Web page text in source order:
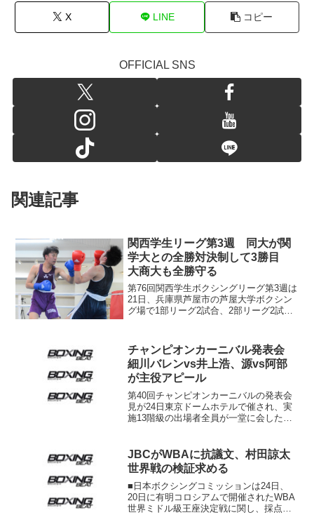
X LINE コピー
OFFICIAL SNS
関連記事
関西学生リーグ第3週 同大が関
学大との全勝対決制して3勝目
大商大も全勝守る
第76回関西学生ボクシングリーグ第3週は
21日、兵庫県芦屋市の芦屋大学ボクシン
グ場で1部リーグ2試合、2部リーグ2試合
院大戦を棄権、桃山学院大は1勝2敗、龍
谷大は3敗と...
チャンピオンカーニバル発表会
細川バレンvs井上浩、源vs阿部
が主役アピール
第40回チャンピオンカーニバルの発表会
見が24日東京ドームホテルで催され、実
施13階級の出場者全員が一堂に会した。
ルマッチを皮切りに5月4日のS･フェザー
級戦...
JBCがWBAに抗議文、村田諒太
世界戦の検証求める
■日本ボクシングコミッションは24日、
20日に有明コロシアムで開催されたWBA
世界ミドル級王座決定戦に関し、採点の